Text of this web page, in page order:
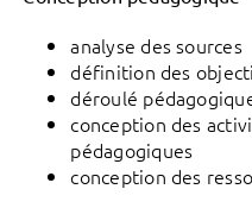
analyse des sources
définition des
déroulé
conception des
pédagogiques
conception des